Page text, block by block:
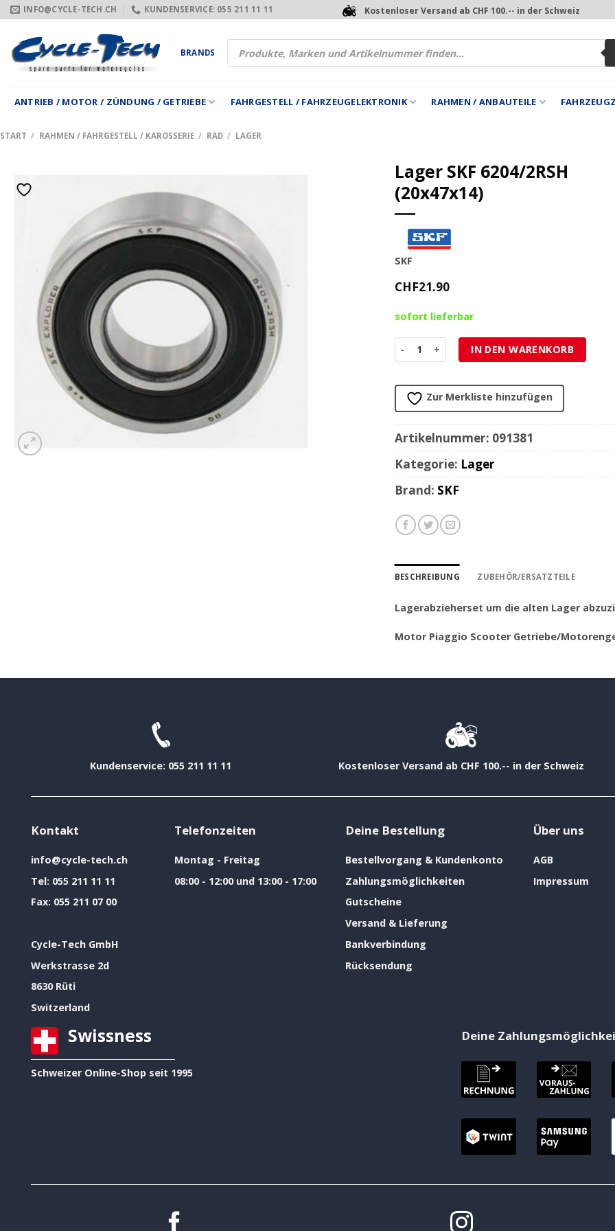
Zum
Inhalt
springen
INFO@CYCLE-TECH.CH KUNDENSERVICE: 055 211 11 11 Kostenloser Versand ab CHF 100.-- in der Schweiz
BRANDS
Products
search
ANTRIEB / MOTOR / ZÜNDUNG / GETRIEBE FAHRGESTELL / FAHRZEUGELEKTRONIK RAHMEN / ANBAUTEILE
START / RAHMEN / FAHRGESTELL / KAROSSERIE / RAD / LAGER
Lager SKF 6204/2RSH
(20x47x14)
SKF
CHF21.90
sofort lieferbar
Lager SKF 6204/2RSH (20x47x14) Menge
IN DEN WARENKORB
Zur Merkliste hinzufügen
Artikelnummer: 091381
Kategorie: Lager
Brand: SKF
BESCHREIBUNG ZUBEHÖR/ERSATZTEILE
Lagerabzieherset um die alten Lager
Motor Piaggio Scooter Getriebe/
Kundenservice: 055 211 11 11 Kostenloser Versand ab CHF 100.-- in der Schweiz
Kontakt
info@cycle-tech.ch
Tel: 055 211 11 11
Fax: 055 211 07 00
Cycle-Tech GmbH
Werkstrasse 2d
8630 Rüti
Switzerland
Telefonzeiten
Montag - Freitag
08:00 - 12:00 und 13:00 - 17:00
Deine Bestellung
Bestellvorgang & Kundenkonto
Zahlungsmöglichkeiten
Gutscheine
Versand & Lieferung
Bankverbindung
Rücksendung
Über uns
AGB
Impressum
Swissness
Schweizer Online-Shop seit 1995
Deine